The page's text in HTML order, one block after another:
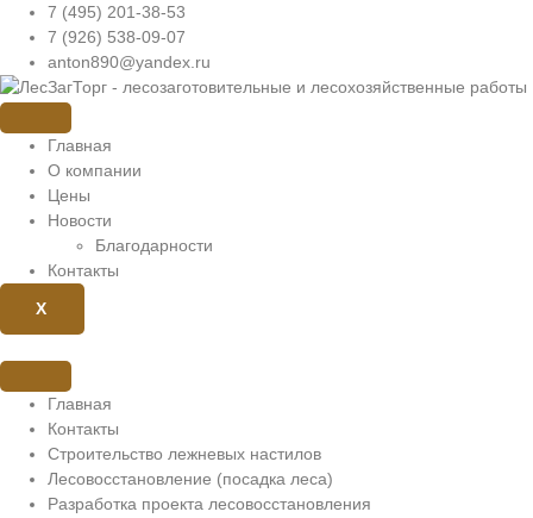
Перейти
содержимому
7 (495) 201-38-53
7 (926) 538-09-07
anton890@yandex.ru
Главная
О компании
Цены
Новости
Благодарности
Контакты
X
Главная
Контакты
Строительство лежневых настилов
Лесовосстановление (посадка леса)
Разработка проекта лесовосстановления